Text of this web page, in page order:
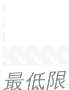
最低